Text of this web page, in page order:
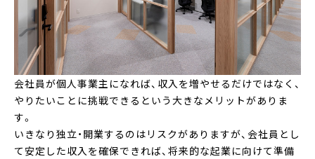
会社員が個人事業主になれば、収入を増やせるだけではなく、
やりたいことに挑戦できるという大きなメリットがありま
す。
いきなり独立・開業するのはリスクがありますが、会社員とし
て安定した収入を確保できれば、将来的な起業に向けて準備